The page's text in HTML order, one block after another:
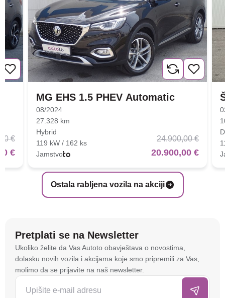
Ostala rabljena vozila na akciji
€
€
MG EHS 1.5 PHEV Automatic
08/2024
27.328 km
Hybrid
119 kW / 162 ks
Jamstvo
24.900,00 €
20.900,00 €
Pretplati se na Newsletter
Ukoliko želite da Vas Autoto obavještava o novostima,
dolasku novih vozila i akcijama koje smo pripremili za Vas,
molimo da se prijavite na naš newsletter.
Na stranici
tehnologije kako bismo spremali i pristupali
informacijama na vašem uređaju. To nam omogućuje
da poboljšamo funkcionalnost stranice, analiziramo
posjećenost te prikazujemo personalizirane oglase i